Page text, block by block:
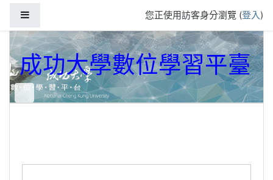
您正使用訪客身分瀏覽 (登入)
成功大學數位學習平臺